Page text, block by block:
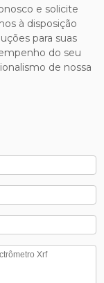
e solicite
à disposição
para suas
do seu
de nossa